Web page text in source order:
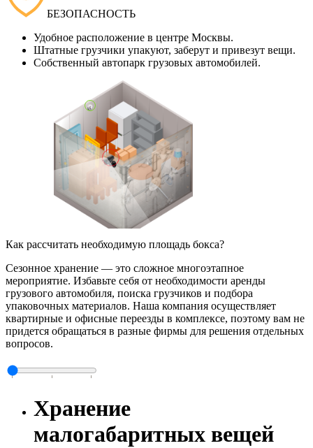
БЕЗОПАСНОСТЬ
Удобное расположение в центре Москвы.
Штатные грузчики упакуют, заберут и привезут вещи.
Собственный автопарк грузовых автомобилей.
Как рассчитать необходимую площадь бокса?
Сезонное хранение — это сложное многоэтапное
мероприятие. Избавьте себя от необходимости аренды
грузового автомобиля, поиска грузчиков и подбора
упаковочных материалов. Наша компания осуществляет
квартирные и офисные переезды в комплексе, поэтому вам не
придется обращаться в разные фирмы для решения отдельных
вопросов.
Хранение
малогабаритных вещей